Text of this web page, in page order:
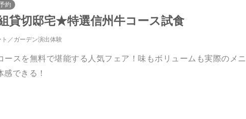
約
貸切邸宅★特選信州牛コース試食
ガーデン演出体験
スを無料で堪能する人気フェア！味もボリュームも実際のメ
できる！